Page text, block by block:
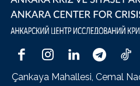
Çankaya Mahallesi, Cemal